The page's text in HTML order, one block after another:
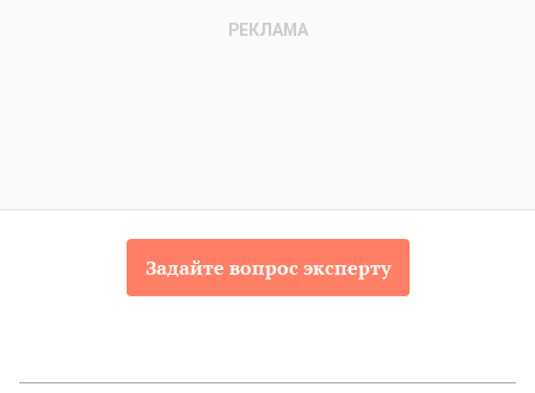
Задайте вопрос эксперту